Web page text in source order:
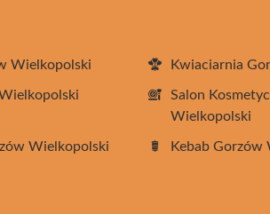
Wielkopolski Kwiaciarnia
Salon
Wielkopolski
Wielkopolski Kebab Gorzów